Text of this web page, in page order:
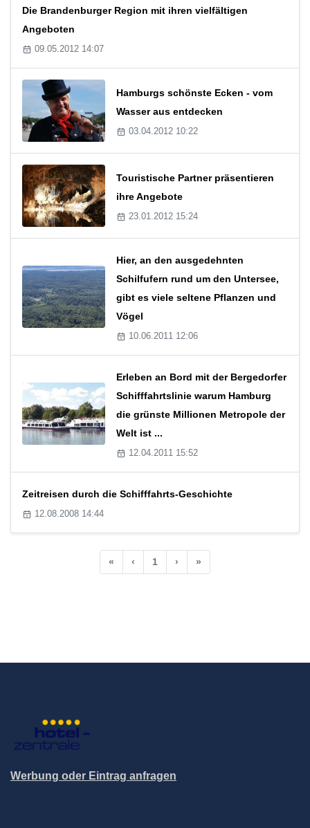
Die Brandenburger Region mit ihren vielfältigen
Angeboten
09.05.2012 14:07
Hamburgs schönste Ecken - vom
Wasser aus entdecken
03.04.2012 10:22
Touristische Partner präsentieren
ihre Angebote
23.01.2012 15:24
Hier, an den ausgedehnten
Schilfufern rund um den Untersee,
gibt es viele seltene Pflanzen und
Vögel
10.06.2011 12:06
Erleben an Bord mit der Bergedorfer
Schifffahrtslinie warum Hamburg
die grünste Millionen Metropole der
Welt ist ...
12.04.2011 15:52
Zeitreisen durch die Schifffahrts-Geschichte
12.08.2008 14:44
« ‹ 1 › »
Werbung oder Eintrag anfragen